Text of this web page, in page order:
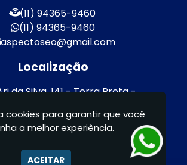
(11) 94365-9460
(11) 94365-9460
aspectoseo@gmail.com
Localização
da Silva, 141 - Terra Preta -
Visual Ltda -
cookies para garantir que você
a melhor experiência.
ACEITAR